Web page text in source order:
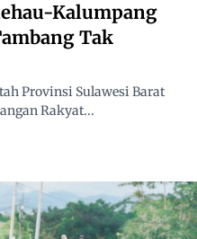
Kalumpang
Tak
Provinsi Sulawesi Barat
Rakyat...